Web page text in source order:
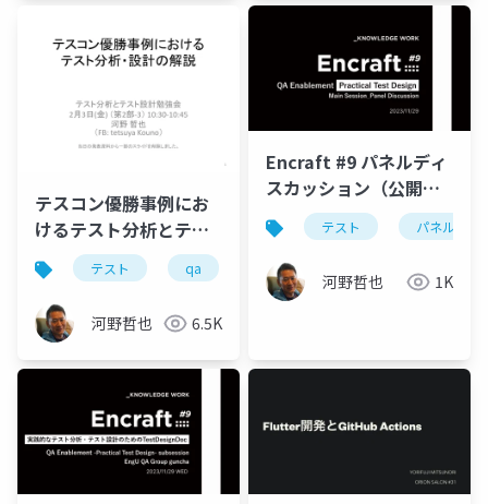
テスコン優勝事例にお
けるテスト分析とテス
ト設計 テスト qa
河野哲也 6.5K
Encraft #9 パネルディ
スカッション（公開
用）
テスト パネルディ
河野哲也 1K